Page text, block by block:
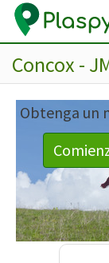
Concox -
Obtenga un